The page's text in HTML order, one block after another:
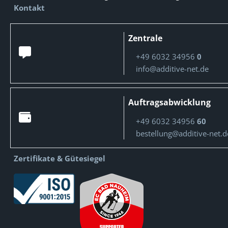
Kontakt
Zentrale
+49 6032 349560
info@additive-net.de
Auftragsabwicklung
+49 6032 3495660
bestellung@additive-
Zertifikate & Gütesiegel